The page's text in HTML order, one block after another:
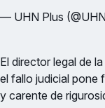
— UHN Plus
El director legal de
el fallo judicial pone
y carente de